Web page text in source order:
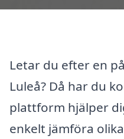
Letar du efter en
Luleå? Då har du
plattform hjälper
enkelt jämföra